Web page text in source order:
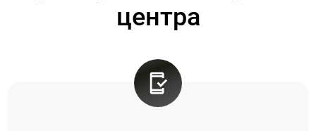
центра